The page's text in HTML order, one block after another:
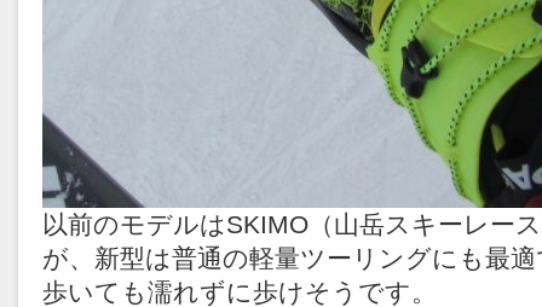
以前のモデルはSKIMO（山岳スキーレー
が、新型は普通の軽量ツーリングにも最
歩いても濡れずに歩けそうです。